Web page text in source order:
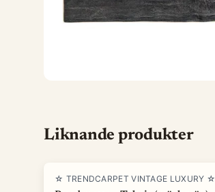
Liknande produkter
☆ TRENDCARPET VINTAGE LUXURY ☆